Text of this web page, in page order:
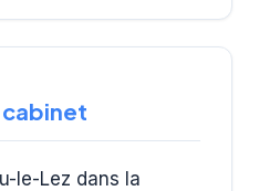
le-Lez dans la